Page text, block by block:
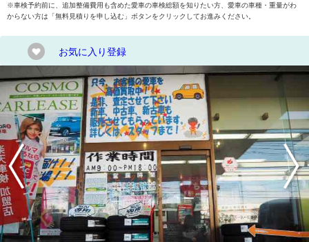
※車検予約前に、追加整備費用も含めた愛車の車検総額を知りたい方、愛車の車種・重量がわ
からない方は「無料見積りを申し込む」ボタンをクリックしてお進みください。
お気に入り登録